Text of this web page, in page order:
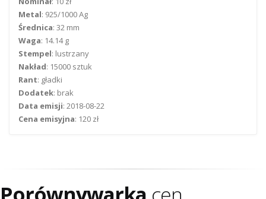
Metal: 925/1000 Ag
Średnica: 32 mm
Waga: 14.14 g
Stempel: lustrzany
Nakład: 15000 sztuk
Rant: gładki
Dodatek: brak
Data emisji: 2018-08-22
Cena emisyjna: 120 zł